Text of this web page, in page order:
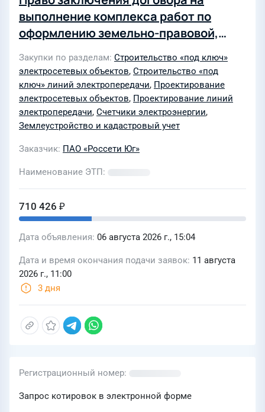
выполнение комплекса работ по
оформлению земельно-правовой,
разработке проектной и рабочей
документации по объекту
предприятия Краснодарские
электрические сети филиала ПАО
«Россети Юг» - «Кубаньэнерго»
«Реконструкция (в части увеличения
протяженности) ВЛ-0,4 кВ от ВЛ-0,4
установкой прибора учета
электроэнергии, Краснодарский
край, р-н. Северский, снт. Нефтяник,
присоединения: от 22.06.2026 11104-
26-01071984-1, Заявитель - Лобченко
П.А.» (выпадающие доходы)
Закупки по разделам Строительство «под ключ»
электросетевых объектов, Строительство «под
ключ» линий электропередачи, Проектирование
электросетевых объектов, Проектирование линий
электропередачи, Счетчики электроэнергии,
Землеустройство и кадастровый учет
Заказчик ПАО «Россети Юг»
Наименование ЭТП
710 426 ₽
Дата объявления 06 августа 2026 г., 15:04
Дата и время окончания подачи заявок 11 августа
2026 г., 11:00
3 дня
Регистрационный номер
Запрос котировок в электронной форме